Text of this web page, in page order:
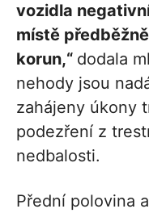
vozidla
místě
korun,“ dodala
nehody jsou
zahájeny úkony
podezření z
nedbalosti.
Přední polovina